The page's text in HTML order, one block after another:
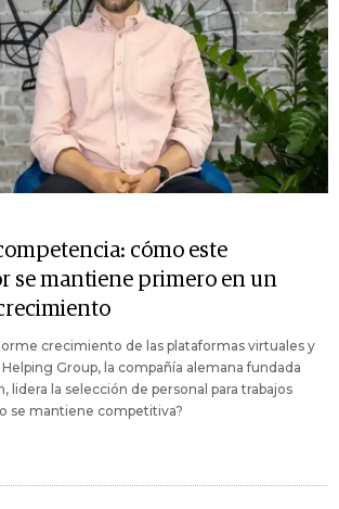
cómo este
se mantiene primero en un
crecimiento de las plataformas virtuales y
Group, la compañía alemana fundada
lidera la selección de personal para trabajos
se mantiene competitiva?